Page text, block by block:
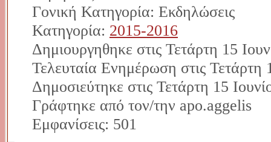
Γονική Κατηγορία: Εκδηλώσεις
Κατηγορία: 2015-2016
Δημιουργηθηκε στις Τετάρτη 15
Τελευταία Ενημέρωση στις Τετάρτη
Δημοσιεύτηκε στις Τετάρτη 15
Γράφτηκε από τον/την apo.aggelis
Εμφανίσεις: 501